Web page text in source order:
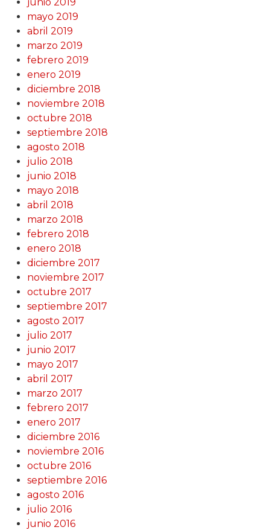
mayo 2019
abril 2019
marzo 2019
febrero 2019
enero 2019
diciembre 2018
noviembre 2018
octubre 2018
septiembre 2018
agosto 2018
julio 2018
junio 2018
mayo 2018
abril 2018
marzo 2018
febrero 2018
enero 2018
diciembre 2017
noviembre 2017
octubre 2017
septiembre 2017
agosto 2017
julio 2017
junio 2017
mayo 2017
abril 2017
marzo 2017
febrero 2017
enero 2017
diciembre 2016
noviembre 2016
octubre 2016
septiembre 2016
agosto 2016
julio 2016
junio 2016